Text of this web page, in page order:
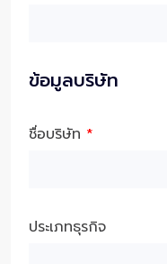
ข้อมูลบริษัท
ชื่อบริษัท *
ประเภทธุรกิจ